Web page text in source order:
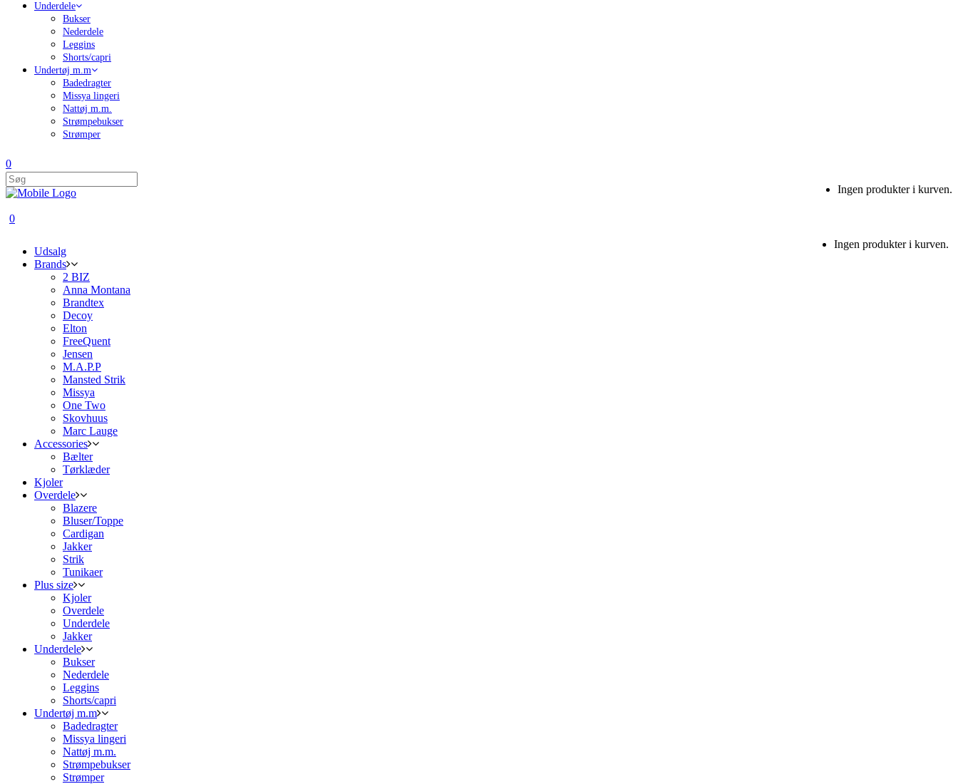
Underdele
Bukser
Nederdele
Leggins
Shorts/capri
Undertøj m.m
Badedragter
Missya lingeri
Nattøj m.m.
Strømpebukser
Strømper
0
Ingen produkter i kurven.
0
Ingen produkter i kurven.
Udsalg
Brands
2 BIZ
Anna Montana
Brandtex
Decoy
Elton
FreeQuent
Jensen
M.A.P.P
Mansted Strik
Missya
One Two
Skovhuus
Marc Lauge
Accessories
Bælter
Tørklæder
Kjoler
Overdele
Blazere
Bluser/Toppe
Cardigan
Jakker
Strik
Tunikaer
Plus size
Kjoler
Overdele
Underdele
Jakker
Underdele
Bukser
Nederdele
Leggins
Shorts/capri
Undertøj m.m
Badedragter
Missya lingeri
Nattøj m.m.
Strømpebukser
Strømper